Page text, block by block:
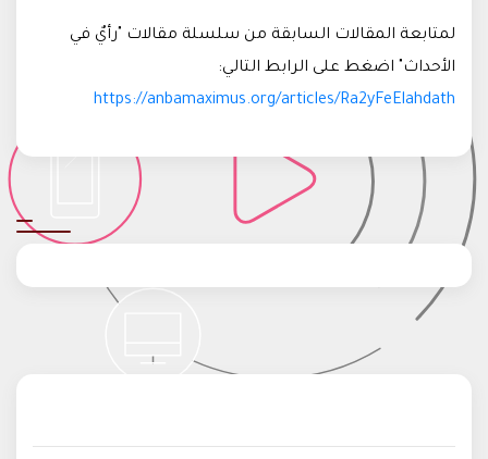
لمتابعة المقالات السابقة من سلسلة مقالات "رأيٌ في
الأحداث" اضغط على الرابط التالي:
https://anbamaximus.org/articles/Ra2yFeElahdath